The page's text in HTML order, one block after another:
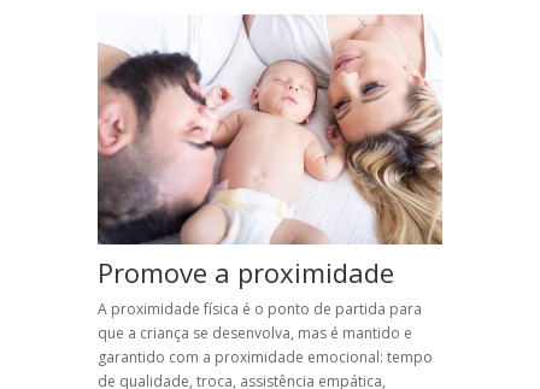
Promove a proximidade
A proximidade física é o ponto de partida para
que a criança se desenvolva, mas é mantido e
garantido com a proximidade emocional: tempo
de qualidade, troca, assistência empática,